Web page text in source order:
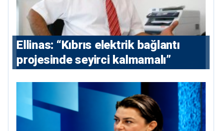
Ellinas: “Kıbrıs elektrik bağlantı
projesinde seyirci kalmamalı”